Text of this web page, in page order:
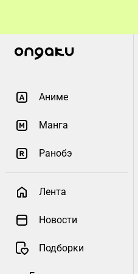
Аниме
Манга
Ранобэ
Лента
Новости
Подборки